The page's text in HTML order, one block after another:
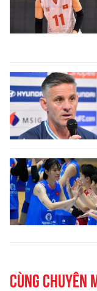
Cùng chuyên